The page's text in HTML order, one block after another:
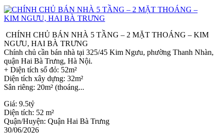
CHÍNH CHỦ BÁN NHÀ 5 TẦNG – 2 MẶT THOÁNG – KIM
NGƯU, HAI BÀ TRƯNG
Chính chủ cần bán nhà tại 325/45 Kim Ngưu, phường Thanh Nhàn,
quận Hai Bà Trưng, Hà Nội.
+ Diện tích sổ đỏ: 52m²
Diện tích xây dựng: 32m²
Sân riêng: 20m² (thoáng...
Giá: 9.5tỷ
Diện tích: 52 m²
Quận/Huyện: Quận Hai Bà Trưng
30/06/2026